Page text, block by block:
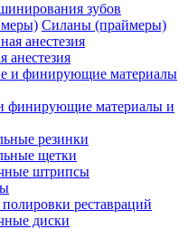
зубов
Силаны (праймеры)
анестезия
финирующие материалы и
резинки
щетки
штрипсы
реставраций
диски